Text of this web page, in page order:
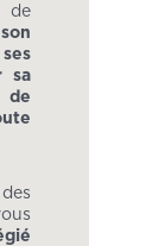
de
sa